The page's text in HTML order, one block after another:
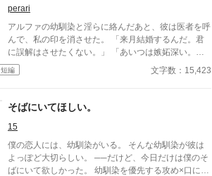
perari
アルファの幼馴染と淫らに絡んだあと、彼は医者を呼
んで、私の印を消させた。 「来月結婚するんだ。君
に誤解はさせたくない。」 「あいつは嫉妬深い。泣
かせるわけにはいかない。」 「君ももう年頃の残り
物のオメガだろ？ 俺の印をつけたまま、他のアルフ
く、けれどどこか薄情な笑みを浮かべながら、一枚の
小切手を私に投げ渡す。 「長い間、俺に従ってきた
んだから、君を傷つけたりはしない。」 「結婚の日
には招待状を送る。必ず来て、席につけよ。」 --- い
くつかのコメントを拝見し、大変申し訳なく思ってお
ります。 私は現在日本語を勉強しており、この文章
短編 文字数：15,423
そばにいてほしい。
15
僕の恋人には、幼馴染がいる。 そんな幼馴染が彼は
よっぽど大切らしい。 ──だけど、今日だけは僕のそ
ばにいて欲しかった。 幼馴染を優先する攻め×口に出